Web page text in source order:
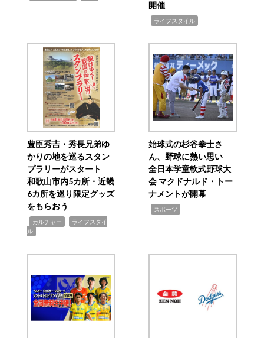
開催
ライフスタイル
豊臣秀吉・秀長兄弟ゆ
かりの地を巡るスタン
プラリーがスタート
和歌山市内5カ所・近畿
6カ所を巡り限定グッズ
をもらおう
カルチャー
ライフスタイ
ル
始球式の杉谷拳士さ
ん、野球に熱い思い
全日本学童軟式野球大
会 マクドナルド・トー
ナメントが開幕
スポーツ